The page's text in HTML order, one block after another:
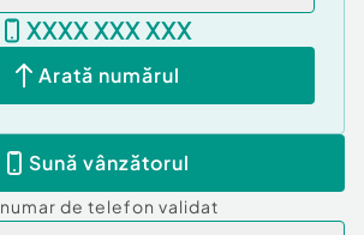
XXXX XXX XXX
Arată numărul
Sună vânzătorul
numar de telefon validat